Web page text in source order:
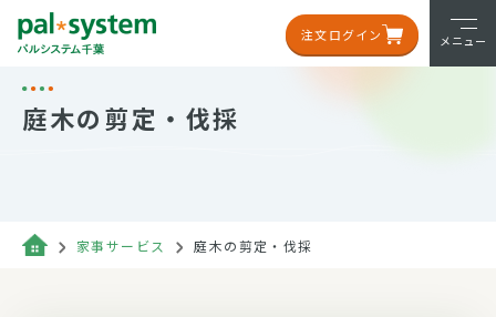
注文ログイン メニュー
庭木の剪定・伐採
家事サービス 庭木の剪定・伐採